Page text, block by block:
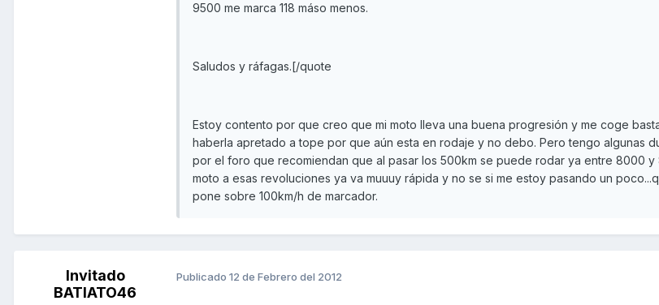
9500 me marca 118 máso menos.
Saludos y ráfagas.[/quote
Estoy contento por que creo que mi moto lleva una buena progresión y me coge
haberla apretado a tope por que aún esta en rodaje y no debo. Pero tengo algunas
por el foro que recomiendan que al pasar los 500km se puede rodar ya entre 8000 y
moto a esas revoluciones ya va muuuy rápida y no se si me estoy pasando un
pone sobre 100km/h de marcador.
Invitado
BATIATO46
Publicado 12 de Febrero del 2012